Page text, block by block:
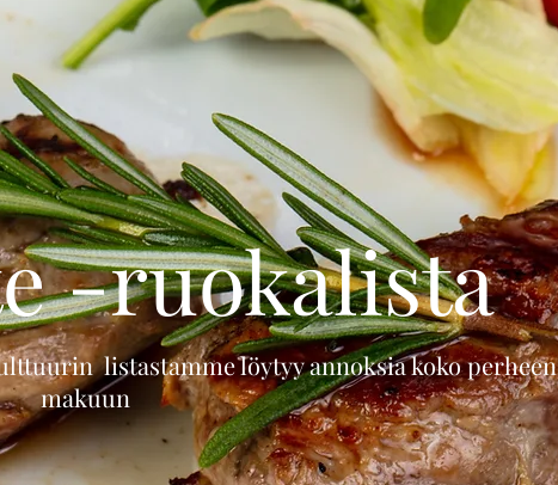
-ruokalista
listastamme löytyy annoksia koko perheen
makuun